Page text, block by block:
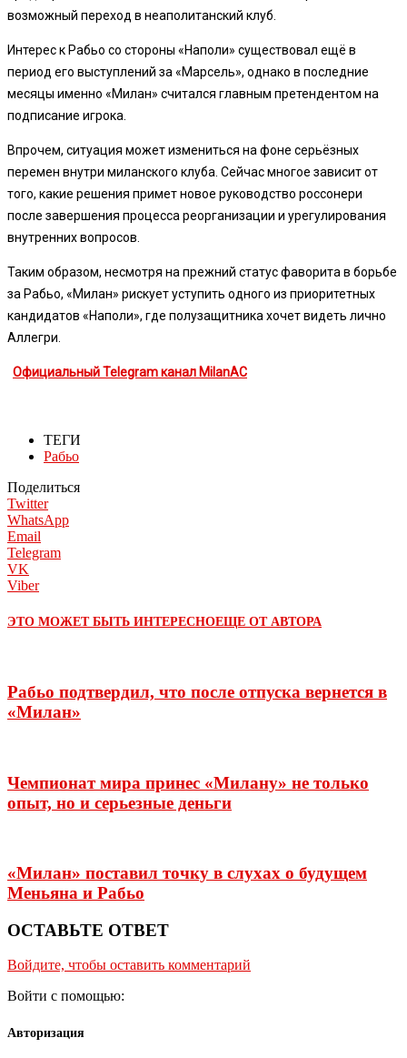
возможный переход в неаполитанский клуб.
Интерес к Рабьо со стороны «Наполи» существовал ещё в
период его выступлений за «Марсель», однако в последние
месяцы именно «Милан» считался главным претендентом на
подписание игрока.
Впрочем, ситуация может измениться на фоне серьёзных
перемен внутри миланского клуба. Сейчас многое зависит от
того, какие решения примет новое руководство россонери
после завершения процесса реорганизации и урегулирования
внутренних вопросов.
Таким образом, несмотря на прежний статус фаворита в борьбе
за Рабьо, «Милан» рискует уступить одного из приоритетных
кандидатов «Наполи», где полузащитника хочет видеть лично
Аллегри.
Официальный Telegram канал MilanAC
ТЕГИ
Рабьо
Поделиться
Twitter
WhatsApp
Email
Telegram
VK
Viber
ЭТО МОЖЕТ БЫТЬ ИНТЕРЕСНОЕЩЕ ОТ АВТОРА
Рабьо подтвердил, что после отпуска вернется в
«Милан»
Чемпионат мира принес «Милану» не только
опыт, но и серьезные деньги
«Милан» поставил точку в слухах о будущем
Меньяна и Рабьо
ОСТАВЬТЕ ОТВЕТ
Войдите, чтобы оставить комментарий
Войти с помощью:
Авторизация